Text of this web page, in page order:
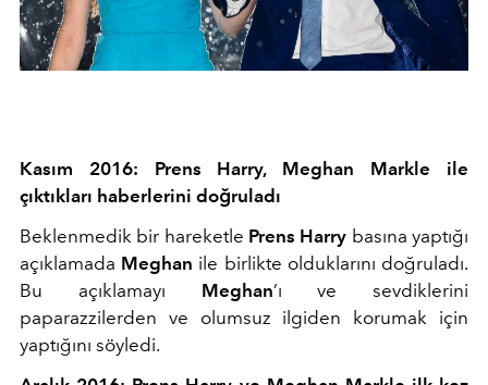
Kasım 2016: Prens Harry, Meghan Markle ile
çıktıkları haberlerini doğruladı
Beklenmedik bir hareketle Prens Harry basına yaptığı
açıklamada Meghan ile birlikte olduklarını doğruladı.
Bu açıklamayı Meghan’ı ve sevdiklerini
paparazzilerden ve olumsuz ilgiden korumak için
yaptığını söyledi.